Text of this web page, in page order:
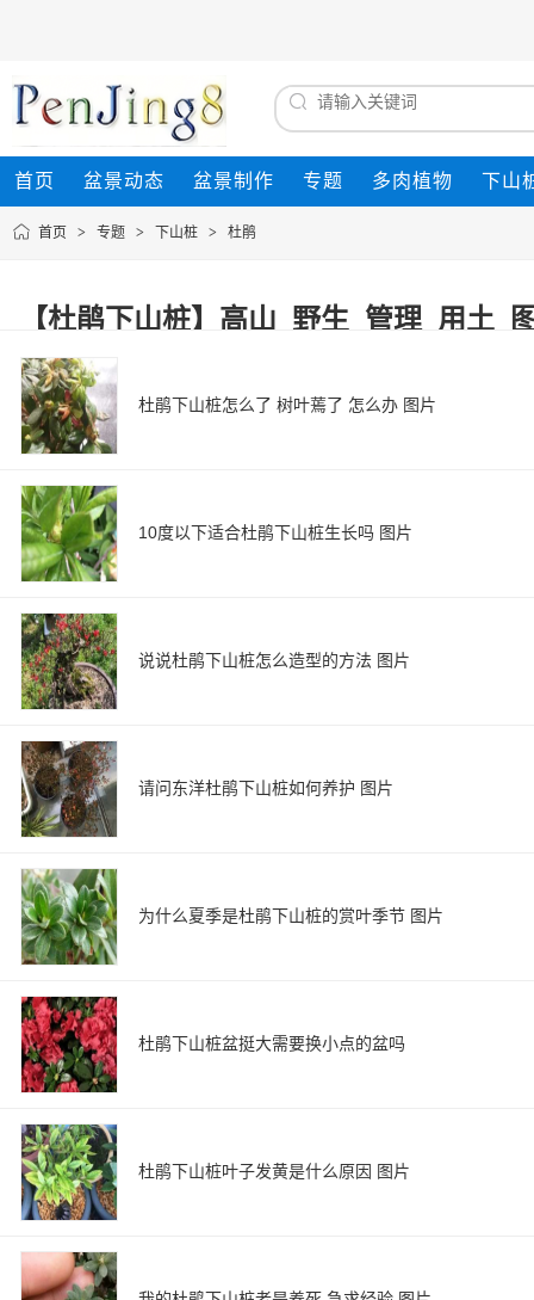
首页 盆景动态 盆景制作 专题 多肉植物 下山
首页 > 专题 > 下山桩 > 杜鹃
【杜鹃下山桩】高山_野生_管理_用土
杜鹃下山桩怎么了 树叶蔫了 怎么办 图片
10度以下适合杜鹃下山桩生长吗 图片
说说杜鹃下山桩怎么造型的方法 图片
请问东洋杜鹃下山桩如何养护 图片
为什么夏季是杜鹃下山桩的赏叶季节 图片
杜鹃下山桩盆挺大需要换小点的盆吗
杜鹃下山桩叶子发黄是什么原因 图片